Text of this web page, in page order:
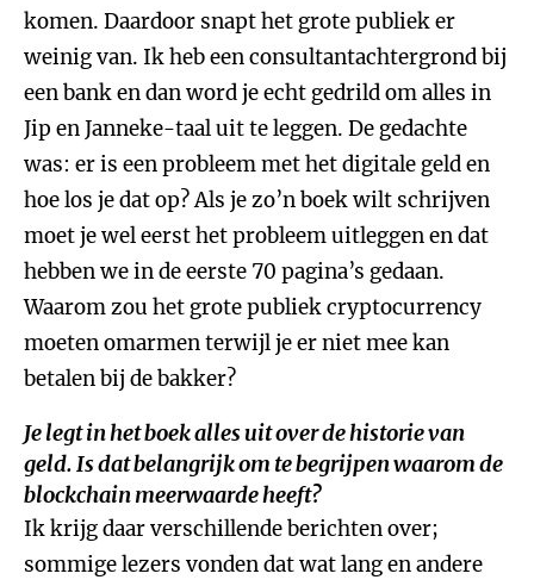
komen. Daardoor snapt het grote publiek er
weinig van. Ik heb een consultantachtergrond bij
een bank en dan word je echt gedrild om alles in
Jip en Janneke-taal uit te leggen. De gedachte
was: er is een probleem met het digitale geld en
hoe los je dat op? Als je zo’n boek wilt schrijven
moet je wel eerst het probleem uitleggen en dat
hebben we in de eerste 70 pagina’s gedaan.
Waarom zou het grote publiek cryptocurrency
moeten omarmen terwijl je er niet mee kan
betalen bij de bakker?
Je legt in het boek alles uit over de historie van
geld. Is dat belangrijk om te begrijpen waarom de
blockchain meerwaarde heeft?
Ik krijg daar verschillende berichten over;
sommige lezers vonden dat wat lang en andere